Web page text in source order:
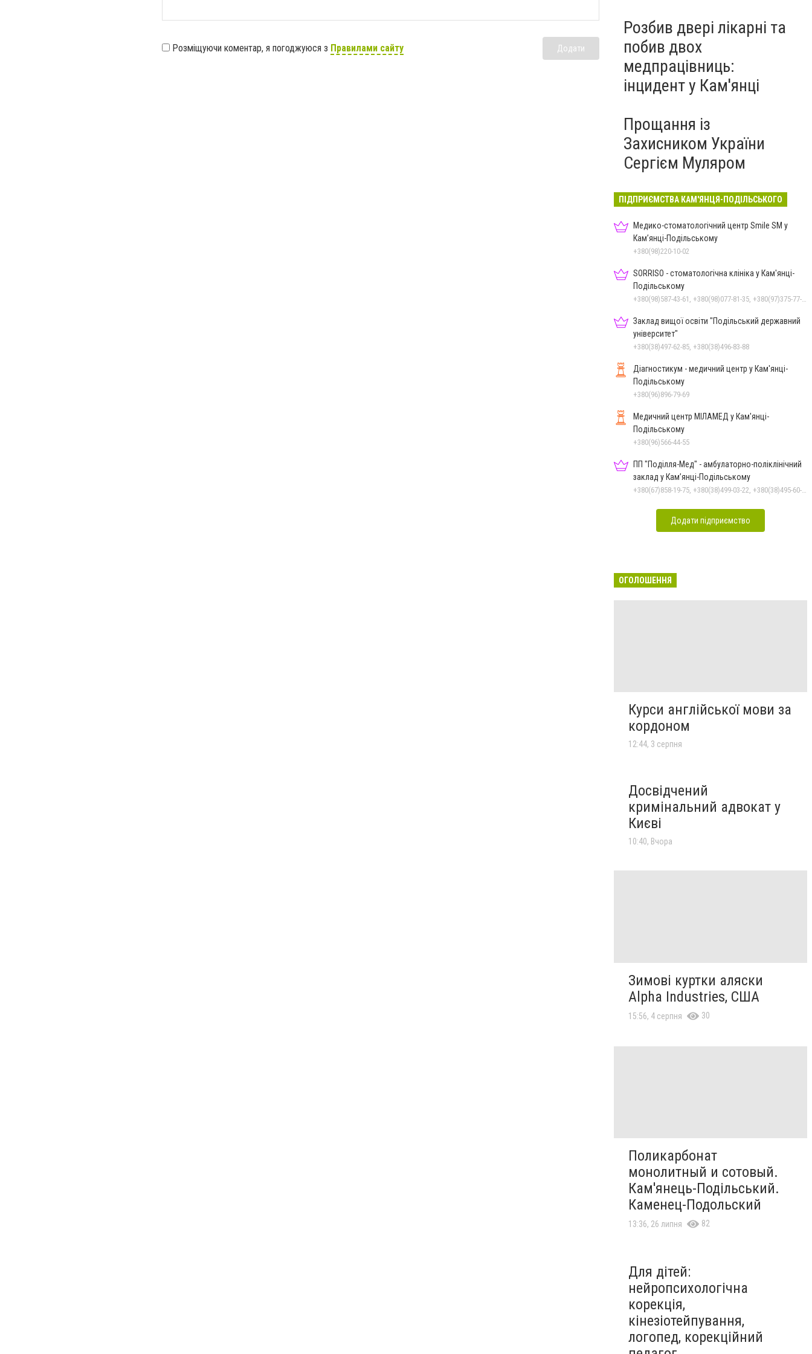
Розміщуючи коментар, я погоджуюся з Правилами сайту Додати
Розбив двері лікарні та
побив двох
медпрацівниць:
інцидент у Кам'янці
Прощання із
Захисником України
Сергієм Муляром
ПІДПРИЄМСТВА КАМ'ЯНЦЯ-ПОДІЛЬСЬКОГО
Медико-стоматологічний центр Smile SM у
Кам’янці-Подільському
+380(98)220-10-02
SORRISO - стоматологічна клініка у Кам'янці-
Подільському
+380(98)587-43-61, +380(98)077-81-35, +380(97)375-77-72, +380(97)982-31-07
Заклад вищої освіти "Подільський державний
університет"
+380(38)497-62-85, +380(38)496-83-88
Діагностикум - медичний центр у Кам'янці-
Подільському
+380(96)896-79-69
Медичний центр МІЛАМЕД у Кам'янці-
Подільському
+380(96)566-44-55
ПП "Поділля-Мед" - амбулаторно-поліклінічний
заклад у Кам’янці-Подільському
+380(67)858-19-75, +380(38)499-03-22, +380(38)495-60-27
Додати підприємство
ОГОЛОШЕННЯ
Курси англійської мови за
кордоном
12:44, 3 серпня
Досвідчений
кримінальний адвокат у
Києві
10:40, Вчора
Зимові куртки аляски
Alpha Industries, США
15:56, 4 серпня 30
Поликарбонат
монолитный и сотовый.
Кам'янець-Подільський.
Каменец-Подольский
13:36, 26 липня 82
Для дітей:
нейропсихологічна
корекція,
кінезіотейпування,
логопед, корекційний